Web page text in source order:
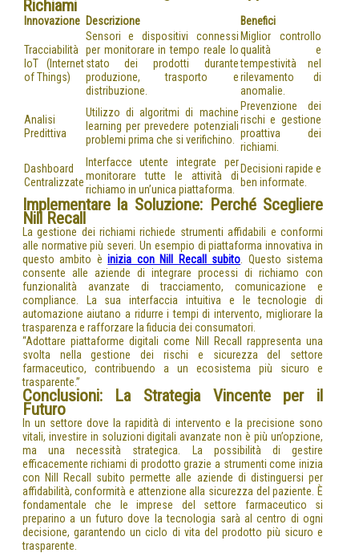
Richiami
Innovazione Descrizione Benefici
Tracciabilità
IoT (Internet
of Things)
Sensori e dispositivi connessi
per monitorare in tempo reale lo
stato dei prodotti durante
produzione, trasporto e
distribuzione.
Miglior controllo
qualità e
tempestività nel
rilevamento di
anomalie.
Analisi
Predittiva
Utilizzo di algoritmi di machine
learning per prevedere potenziali
problemi prima che si verifichino.
Prevenzione dei
rischi e gestione
proattiva dei
richiami.
Dashboard
Centralizzate
Interfacce utente integrate per
monitorare tutte le attività di
richiamo in un’unica piattaforma.
Decisioni rapide e
ben informate.
Implementare la Soluzione: Perché Scegliere
Nill Recall
La gestione dei richiami richiede strumenti affidabili e conformi
alle normative più severi. Un esempio di piattaforma innovativa in
questo ambito èinizia con Nill Recall subito . Questo sistema
consente alle aziende di integrare processi di richiamo con
funzionalità avanzate di tracciamento, comunicazione e
compliance. La sua interfaccia intuitiva e le tecnologie di
automazione aiutano a ridurre i tempi di intervento, migliorare la
trasparenza e rafforzare la fiducia dei consumatori.
“Adottare piattaforme digitali come Nill Recall rappresenta una
svolta nella gestione dei rischi e sicurezza del settore
farmaceutico, contribuendo a un ecosistema più sicuro e
trasparente.”
Conclusioni: La Strategia Vincente per il
Futuro
In un settore dove la rapidità di intervento e la precisione sono
vitali, investire in soluzioni digitali avanzate non è più un’opzione,
ma una necessità strategica. La possibilità di gestire
efficacemente richiami di prodotto grazie a strumenti come inizia
con Nill Recall subito permette alle aziende di distinguersi per
affidabilità, conformità e attenzione alla sicurezza del paziente. È
fondamentale che le imprese del settore farmaceutico si
preparino a un futuro dove la tecnologia sarà al centro di ogni
decisione, garantendo un ciclo di vita del prodotto più sicuro e
trasparente.